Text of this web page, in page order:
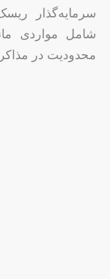
سرمایه‌گذار
شامل مواردی
محدودیت در